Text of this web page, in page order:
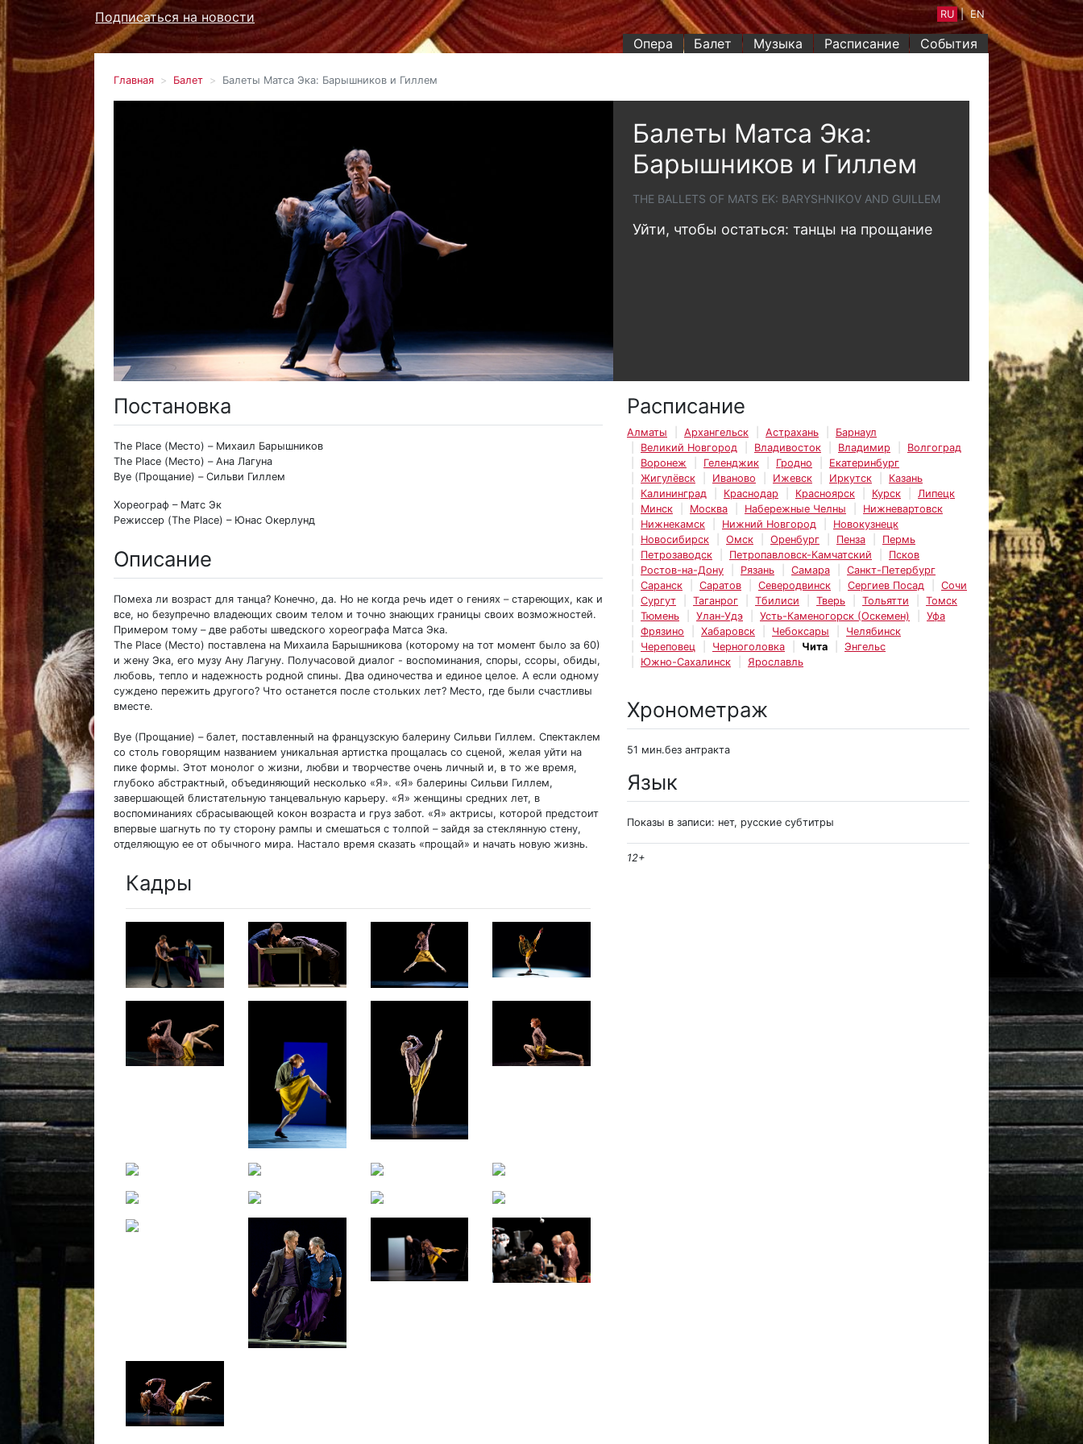
Опера Балет Музыка Расписание События
Подписаться на новости RU | EN
Главная Балет Балеты Матса Эка: Барышников и Гиллем
Балеты Матса Эка:
Барышников и Гиллем
THE BALLETS OF MATS EK: BARYSHNIKOV AND GUILLEM
Уйти, чтобы остаться: танцы на прощание
Постановка
The Place (Место) – Михаил Барышников
The Place (Место) – Ана Лагуна
Bye (Прощание) – Сильви Гиллем
Хореограф – Матс Эк
Режиссер (The Place) – Юнас Окерлунд
Описание
Помеха ли возраст для танца? Конечно, да. Но не когда речь идет о гениях – стареющих, как и
все, но безупречно владеющих своим телом и точно знающих границы своих возможностей.
Примером тому – две работы шведского хореографа Матса Эка.
The Place (Место) поставлена на Михаила Барышникова (которому на тот момент было за 60)
и жену Эка, его музу Ану Лагуну. Получасовой диалог - воспоминания, споры, ссоры, обиды,
любовь, тепло и надежность родной спины. Два одиночества и единое целое. А если одному
суждено пережить другого? Что останется после стольких лет? Место, где были счастливы
вместе.
Bye (Прощание) – балет, поставленный на французскую балерину Сильви Гиллем. Спектаклем
со столь говорящим названием уникальная артистка прощалась со сценой, желая уйти на
пике формы. Этот монолог о жизни, любви и творчестве очень личный и, в то же время,
глубоко абстрактный, объединяющий несколько «Я». «Я» балерины Сильви Гиллем,
завершающей блистательную танцевальную карьеру. «Я» женщины средних лет, в
воспоминаниях сбрасывающей кокон возраста и груз забот. «Я» актрисы, которой предстоит
впервые шагнуть по ту сторону рампы и смешаться с толпой – зайдя за стеклянную стену,
отделяющую ее от обычного мира. Настало время сказать «прощай» и начать новую жизнь.
Кадры
Расписание
Алматы Архангельск Астрахань
Барнаул
Великий Новгород
Владивосток Владимир
Волгоград
Воронеж
Геленджик Гродно
Екатеринбург
Жигулёвск
Иваново Ижевск Иркутск
Казань
Калининград
Краснодар Красноярск Курск
Липецк
Минск
Москва Набережные Челны
Нижневартовск
Нижнекамск
Нижний Новгород
Новокузнецк
Новосибирск
Омск Оренбург Пенза
Пермь
Петрозаводск
Петропавловск-Камчатский
Псков
Ростов-на-Дону
Рязань Самара
Санкт-Петербург
Саранск
Саратов Северодвинск Сергиев Посад
Сочи
Сургут
Таганрог Тбилиси Тверь Тольятти
Томск
Тюмень
Улан-Удэ Усть-Каменогорск (Оскемен)
Уфа
Фрязино
Хабаровск Чебоксары
Челябинск
Череповец
Черноголовка Чита
Энгельс
Южно-Сахалинск
Ярославль
Хронометраж
51 мин.без антракта
Язык
Показы в записи: нет, русские субтитры
12+